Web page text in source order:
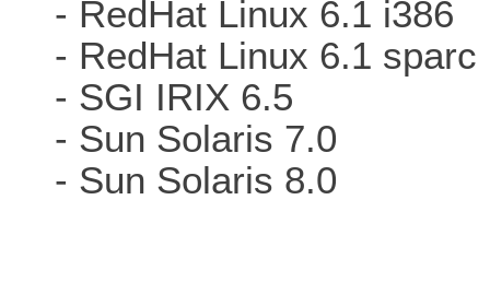
- RedHat Linux 6.1 i386
- RedHat Linux 6.1 sparc
- SGI IRIX 6.5
- Sun Solaris 7.0
- Sun Solaris 8.0